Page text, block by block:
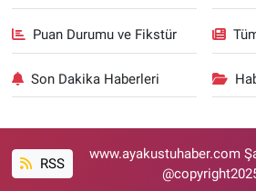
Puan Durumu ve Fikstür
Son Dakika Haberleri
RSS
www.ayakustuhaber.com